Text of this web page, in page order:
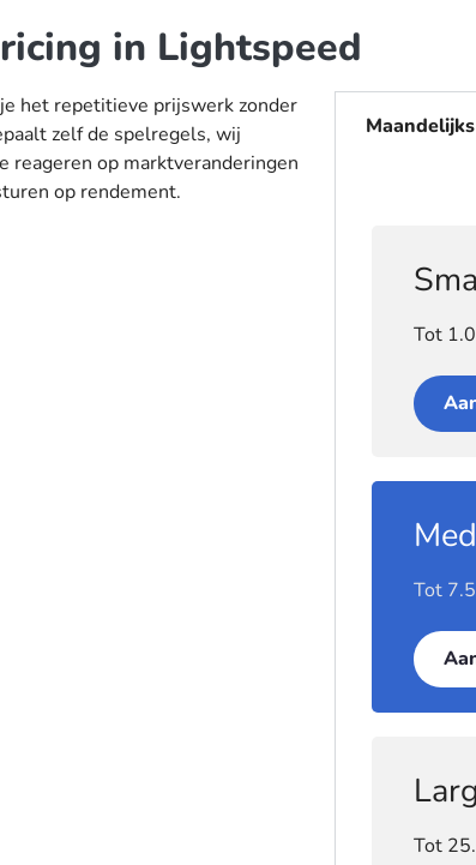
in Lightspeed
het repetitieve prijswerk zonder
zelf de spelregels, wij
op marktveranderingen
op rendement.
Tot
Tot
Tot